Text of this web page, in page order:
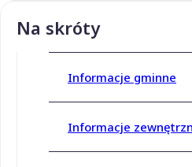
Na skróty
Informacje gminne
Informacje